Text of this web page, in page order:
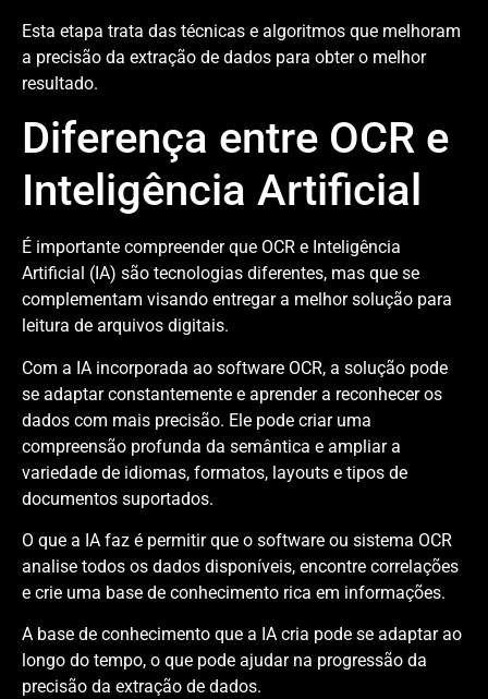
Esta etapa trata das técnicas e algoritmos que melhoram
a precisão da extração de dados para obter o melhor
resultado.
Diferença entre OCR e
Inteligência Artificial
É importante compreender que OCR e Inteligência
Artificial (IA) são tecnologias diferentes, mas que se
complementam visando entregar a melhor solução para
leitura de arquivos digitais.
Com a IA incorporada ao software OCR, a solução pode
se adaptar constantemente e aprender a reconhecer os
dados com mais precisão. Ele pode criar uma
compreensão profunda da semântica e ampliar a
variedade de idiomas, formatos, layouts e tipos de
documentos suportados.
O que a IA faz é permitir que o software ou sistema OCR
analise todos os dados disponíveis, encontre correlações
e crie uma base de conhecimento rica em informações.
A base de conhecimento que a IA cria pode se adaptar ao
longo do tempo, o que pode ajudar na progressão da
precisão da extração de dados.